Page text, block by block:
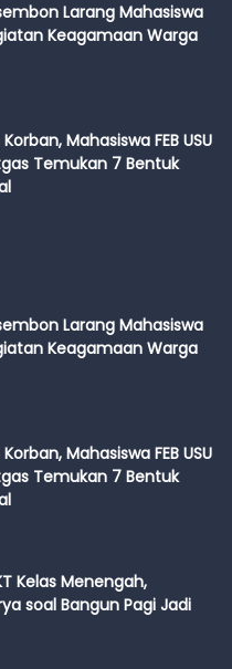
Larang Mahasiswa
Keagamaan Warga
Mahasiswa FEB USU
Temukan 7 Bentuk
Larang Mahasiswa
Keagamaan Warga
Mahasiswa FEB USU
Temukan 7 Bentuk
Kelas Menengah,
soal Bangun Pagi Jadi